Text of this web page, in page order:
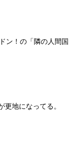
ン！の「隣の人間国
更地になってる。